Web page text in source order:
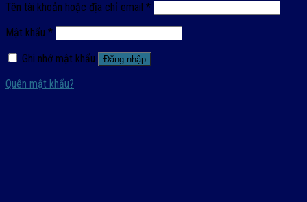
Tên tài khoản hoặc địa chỉ email *
Mật khẩu *
Ghi nhớ mật khẩu
Đăng nhập
Quên mật khẩu?